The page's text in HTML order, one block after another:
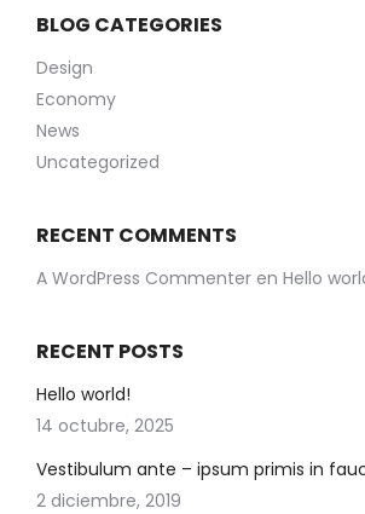
BLOG CATEGORIES
Design
Economy
News
Uncategorized
RECENT COMMENTS
A WordPress Commenter en Hello
RECENT POSTS
Hello world!
14 octubre, 2025
Vestibulum ante – ipsum primis in
2 diciembre, 2019